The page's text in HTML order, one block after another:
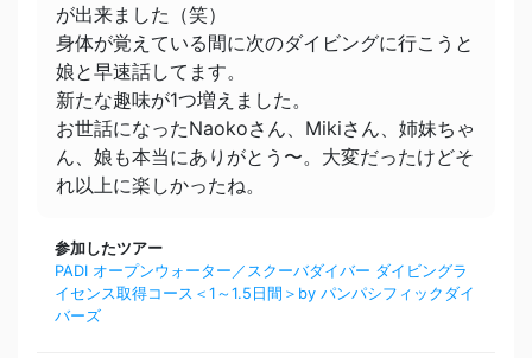
が出来ました（笑）
身体が覚えている間に次のダイビングに行こうと
娘と早速話してます。
新たな趣味が1つ増えました。
お世話になったNaokoさん、Mikiさん、姉妹ちゃ
ん、娘も本当にありがとう〜。大変だったけどそ
れ以上に楽しかったね。
参加したツアー
PADI オープンウォーター／スクーバダイバー ダイビングラ
イセンス取得コース＜1～1.5日間＞by パンパシフィックダイ
バーズ